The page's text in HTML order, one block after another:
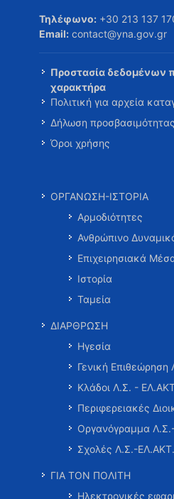
Τηλέφωνο: +30 213 137
Email: contact@yna.gov.gr
Προστασία δεδομένων
χαρακτήρα
Πολιτική για αρχεία
Δήλωση προσβασιμότητας
Όροι χρήσης
ΟΡΓΑΝΩΣΗ-ΙΣΤΟΡΙΑ
Αρμοδιότητες
Ανθρώπινο
Επιχειρησιακά
Ιστορία
Ταμεία
ΔΙΑΡΘΡΩΣΗ
Ηγεσία
Γενική
Κλάδοι Λ.Σ. -
Περιφερειακές
Οργανόγραμμα
Σχολές Λ.Σ.-
ΓΙΑ ΤΟΝ ΠΟΛΙΤΗ
Ηλεκτρονικές